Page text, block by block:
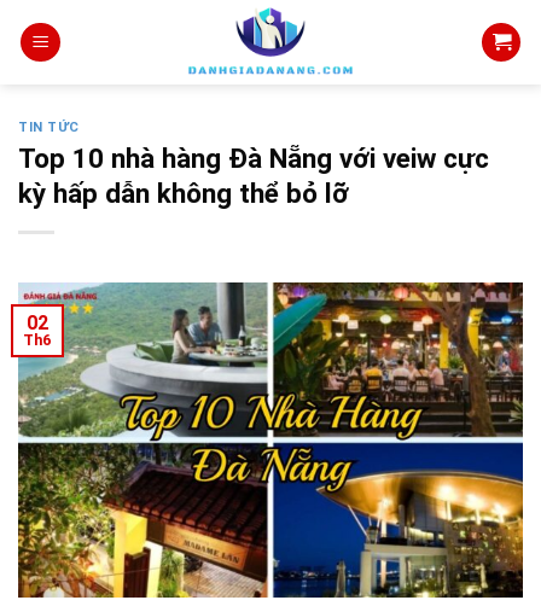
TIN TỨC
Top 10 nhà hàng Đà Nẵng với veiw cực
kỳ hấp dẫn không thể bỏ lỡ
02
Th6